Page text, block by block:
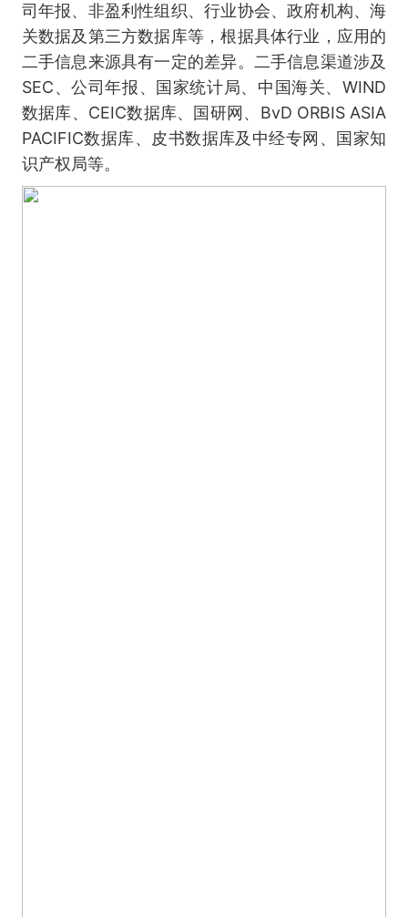
司年报、非盈利性组织、行业协会、政府机构、海
关数据及第三方数据库等，根据具体行业，应用的
二手信息来源具有一定的差异。二手信息渠道涉及
SEC、公司年报、国家统计局、中国海关、WIND
数据库、CEIC数据库、国研网、BvD ORBIS ASIA
PACIFIC数据库、皮书数据库及中经专网、国家知
识产权局等。